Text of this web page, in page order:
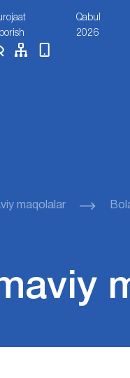
Qabul
2026
maqolalar